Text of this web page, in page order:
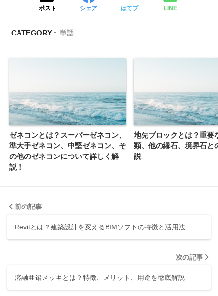
ポスト シェア はてブ LINE
CATEGORY : 単語
ゼネコンとは？スーパーゼネコン、
準大手ゼネコン、中堅ゼネコン、そ
の他のゼネコンについて詳しく解
説！
地先ブロックとは？重要
類、他の縁石、境界石と
説
前の記事
Revitとは？建築設計を変えるBIMソフトの特徴と活用法
次の記事
溶融亜鉛メッキとは？特徴、メリット、用途を徹底解説